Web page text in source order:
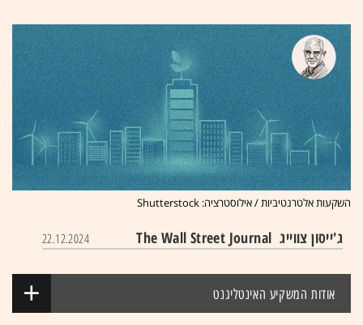
השקעות אלטרנטיביות / אילוסטרציה: Shutterstock
ג'ייסון צווייג The Wall Street Journal
22.12.2024
אודות המשקיע האינטליגנט